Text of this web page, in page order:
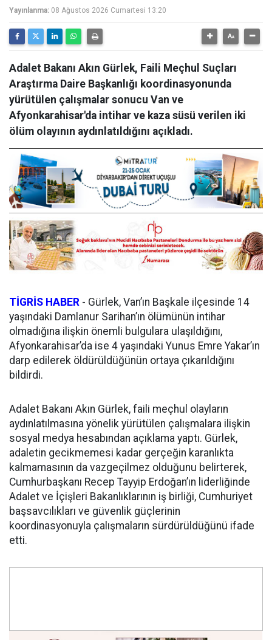
Yayınlanma: 08 Ağustos 2026 Cumartesi 13:20
Adalet Bakanı Akın Gürlek, Faili Meçhul Suçları
Araştırma Daire Başkanlığı koordinasyonunda
yürütülen çalışmalar sonucu Van ve
Afyonkarahisar'da intihar ve kaza süsü verilen iki
ölüm olayının aydınlatıldığını açıkladı.
TİGRİS HABER - Gürlek, Van’ın Başkale ilçesinde 14
yaşındaki Damlanur Sarihan’ın ölümünün intihar
olmadığına ilişkin önemli bulgulara ulaşıldığını,
Afyonkarahisar’da ise 4 yaşındaki Yunus Emre Yakar’ın
darp edilerek öldürüldüğünün ortaya çıkarıldığını
bildirdi.
Adalet Bakanı Akın Gürlek, faili meçhul olayların
aydınlatılmasına yönelik yürütülen çalışmalara ilişkin
sosyal medya hesabından açıklama yaptı. Gürlek,
adaletin gecikmemesi kadar gerçeğin karanlıkta
kalmamasının da vazgeçilmez olduğunu belirterek,
Cumhurbaşkanı Recep Tayyip Erdoğan’ın liderliğinde
Adalet ve İçişleri Bakanlıklarının iş birliği, Cumhuriyet
başsavcılıkları ve güvenlik güçlerinin
koordinasyonuyla çalışmaların sürdürüldüğünü ifade
etti.